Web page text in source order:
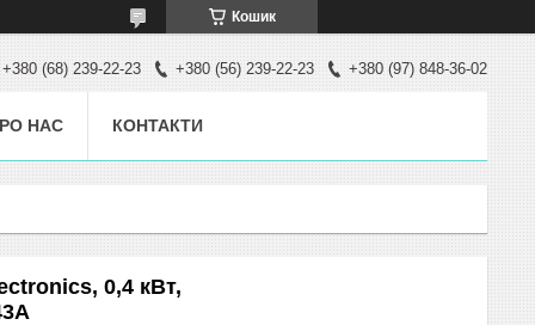
Кошик
+380 (68) 239-22-23 +380 (56) 239-22-23 +380 (97) 848-36-02
НАС КОНТАКТИ
0,4 кВт,